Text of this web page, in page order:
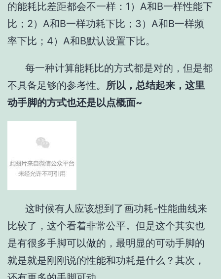
的能耗比差距都会不一样：1）A和B一样性能下
比；2）A和B一样功耗下比；3）A和B一样频
率下比；4）A和B默认设置下比。
每一种计算能耗比的方式都是对的，但是都
不具备足够的参考性。 所以，总结起来，这里
动手脚的方式也还是以点概面~
这时候有人应该想到了画功耗-性能曲线来
比较了，这个看着非常公平。但是这个其实也
是有很多手脚可以做的，最明显的可动手脚的
就是就是刚刚说的性能和功耗是什么？其次，